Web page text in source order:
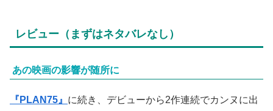
レビュー（まずはネタバレなし）
あの映画の影響が随所に
『PLAN75』 に続き、デビューから2作連続でカンヌに出